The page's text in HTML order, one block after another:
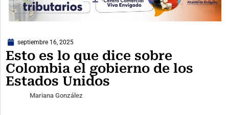
septiembre 16, 2025
Esto es lo que dice sobre
Colombia el gobierno de los
Estados Unidos
Mariana González